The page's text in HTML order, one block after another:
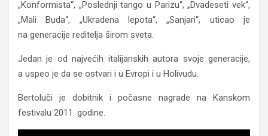
„Konformista“, „Poslednji tango u Parizu“, „Dvadeseti vek“,
„Mali Buda“, „Ukradena lepota“, „Sanjari“, uticao je
na generacije reditelja širom sveta.
Jedan je od najvećih italijanskih autora svoje generacije,
a uspeo je da se ostvari i u Evropi i u Holivudu.
Bertoluči je dobitnik i počasne nagrade na Kanskom
festivalu 2011. godine.